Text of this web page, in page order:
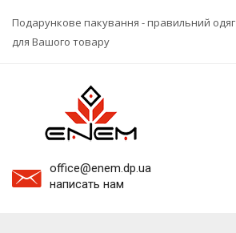
Подарункове пакування - правильний одяг
для Вашого товару
office@enem.dp.ua
написать нам